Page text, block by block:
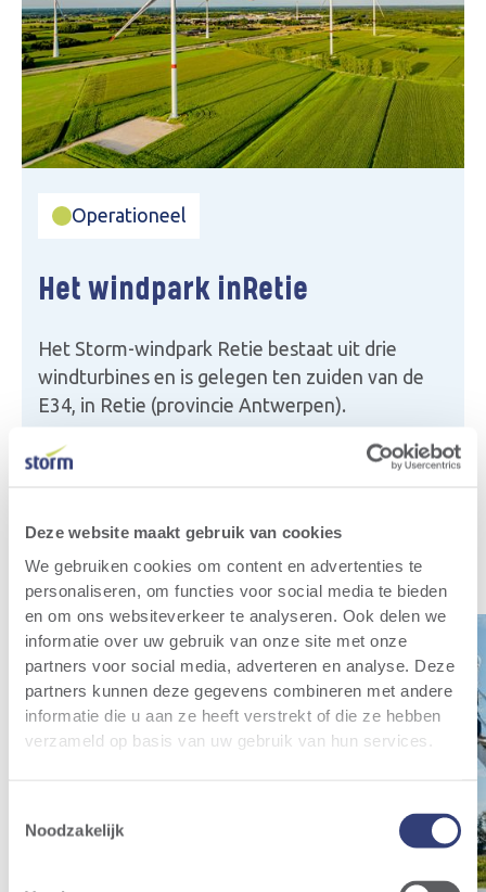
Deze website maakt gebruik van cookies
We gebruiken cookies om content en advertenties te
personaliseren, om functies voor social media te bieden
en om ons websiteverkeer te analyseren. Ook delen we
informatie over uw gebruik van onze site met onze
partners voor social media, adverteren en analyse. Deze
partners kunnen deze gegevens combineren met andere
informatie die u aan ze heeft verstrekt of die ze hebben
verzameld op basis van uw gebruik van hun services.
Noodzakelijk
Operationeel
Het windpark inRetie
Het Storm-windpark Retie bestaat uit drie
windturbines en is gelegen ten zuiden van de
E34, in Retie (provincie Antwerpen).
Meer info
Relevant nieuws Al het nieuws